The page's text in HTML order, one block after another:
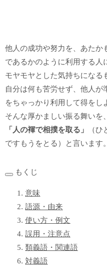
他人の成功や努力を、あたか
であるかのように利用する人
モヤモヤとした気持ちになる
自分は何も苦労せず、他人が
をちゃっかり利用して得をし
そんな厚かましい振る舞いを、
「人の褌で相撲を取る」
（
ですもうをとる）と言います。
もくじ
意味
語源・由来
使い方・例文
誤用・注意点
類義語・関連語
対義語